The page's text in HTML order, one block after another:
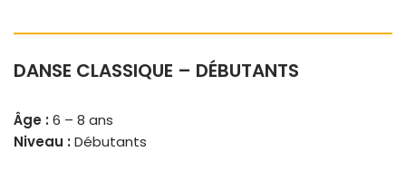
DANSE CLASSIQUE – DÉBUTANTS
Âge : 6 – 8 ans
Niveau : Débutants